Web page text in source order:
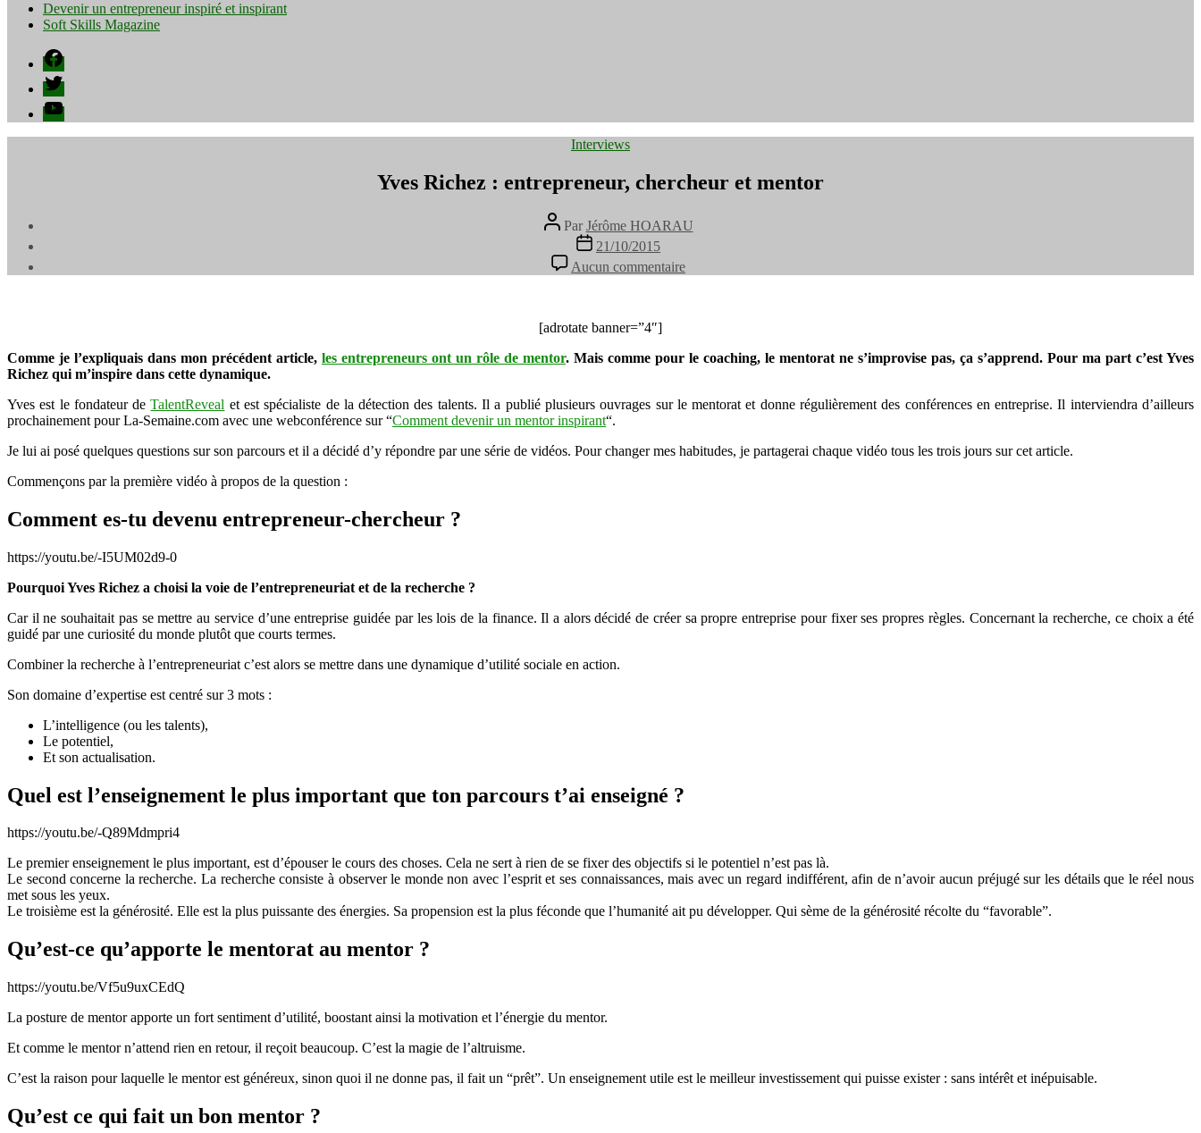
Devenir un entrepreneur inspiré et inspirant
Soft Skills Magazine
Facebook
Twitter
YouTube
Catégories
Interviews
Yves Richez : entrepreneur, chercheur et mentor
Auteur
de
l’article
Par Jérôme HOARAU
Date
l’article
21/10/2015
Aucun commentaire
Yves
et
[adrotate banner=”4″]
Comme je l’expliquais dans mon précédent article, les entrepreneurs ont un rôle de mentor. Mais comme pour le coaching, le mentorat ne s’improvise pas, ça s’apprend. Pour ma part c’est Yves
Richez qui m’inspire dans cette dynamique.
Yves est le fondateur deTalentReveal et est spécialiste de la détection des talents. Il a publié plusieurs ouvrages sur le mentorat et donne régulièrement des conférences en entreprise. Il interviendra d’ailleurs
prochainement pour La-Semaine.com avec une webconférence sur “Comment devenir un mentor inspirant“.
Je lui ai posé quelques questions sur son parcours et il a décidé d’y répondre par une série de vidéos. Pour changer mes habitudes, je partagerai chaque vidéo tous les trois jours sur cet article.
Commençons par la première vidéo à propos de la question :
Comment es-tu devenu entrepreneur-chercheur ?
https://youtu.be/-I5UM02d9-0
Pourquoi Yves Richez a choisi la voie de l’entrepreneuriat et de la recherche ?
Car il ne souhaitait pas se mettre au service d’une entreprise guidée par les lois de la finance. Il a alors décidé de créer sa propre entreprise pour fixer ses propres règles. Concernant la recherche, ce choix a été
guidé par une curiosité du monde plutôt que courts termes.
Combiner la recherche à l’entrepreneuriat c’est alors se mettre dans une dynamique d’utilité sociale en action.
Son domaine d’expertise est centré sur 3 mots :
L’intelligence (ou les talents),
Le potentiel,
Et son actualisation.
Quel est l’enseignement le plus important que ton parcours t’ai enseigné ?
https://youtu.be/-Q89Mdmpri4
Le premier enseignement le plus important, est d’épouser le cours des choses. Cela ne sert à rien de se fixer des objectifs si le potentiel n’est pas là.
Le second concerne la recherche. La recherche consiste à observer le monde non avec l’esprit et ses connaissances, mais avec un regard indifférent, afin de n’avoir aucun préjugé sur les détails que le réel nous
met sous les yeux.
Le troisième est la générosité. Elle est la plus puissante des énergies. Sa propension est la plus féconde que l’humanité ait pu développer. Qui sème de la générosité récolte du “favorable”.
Qu’est-ce qu’apporte le mentorat au mentor ?
https://youtu.be/Vf5u9uxCEdQ
La posture de mentor apporte un fort sentiment d’utilité, boostant ainsi la motivation et l’énergie du mentor.
Et comme le mentor n’attend rien en retour, il reçoit beaucoup. C’est la magie de l’altruisme.
C’est la raison pour laquelle le mentor est généreux, sinon quoi il ne donne pas, il fait un “prêt”. Un enseignement utile est le meilleur investissement qui puisse exister : sans intérêt et inépuisable.
Qu’est ce qui fait un bon mentor ?